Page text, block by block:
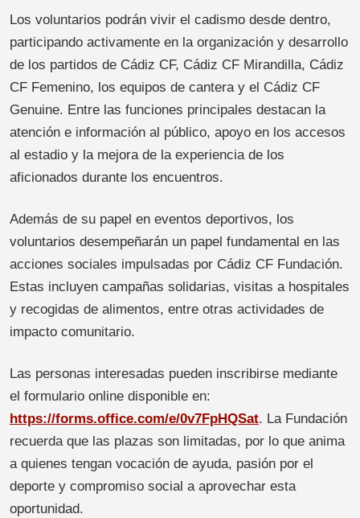
Los voluntarios podrán vivir el cadismo desde dentro,
participando activamente en la organización y desarrollo
de los partidos de Cádiz CF, Cádiz CF Mirandilla, Cádiz
CF Femenino, los equipos de cantera y el Cádiz CF
Genuine. Entre las funciones principales destacan la
atención e información al público, apoyo en los accesos
al estadio y la mejora de la experiencia de los
aficionados durante los encuentros.
Además de su papel en eventos deportivos, los
voluntarios desempeñarán un papel fundamental en las
acciones sociales impulsadas por Cádiz CF Fundación.
Estas incluyen campañas solidarias, visitas a hospitales
y recogidas de alimentos, entre otras actividades de
impacto comunitario.
Las personas interesadas pueden inscribirse mediante
el formulario online disponible en:
https://forms.office.com/e/0v7FpHQSat. La Fundación
recuerda que las plazas son limitadas, por lo que anima
a quienes tengan vocación de ayuda, pasión por el
deporte y compromiso social a aprovechar esta
oportunidad.